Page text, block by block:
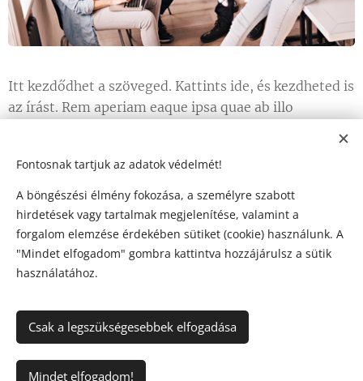
Itt kezdődhet a szöveged. Kattints ide, és kezdheted is
az írást. Rem aperiam eaque ipsa quae ab illo
quia voluptas sit.
Quia voluptas sit aspernatur aut odit aut fugit sed
quia consequuntur magni dolores eos qui ratione
voluptatem sequi nesciunt neque porro quisquam est
qui dolorem ipsum quia dolor sit amet consectetur
© 2026 VAiA' Beautyline | Minden jog fenntartva.
Fontosnak tartjuk az adatok védelmét!
A böngészési élmény fokozása, a személyre szabott
hirdetések vagy tartalmak megjelenítése, valamint a
forgalom elemzése érdekében sütiket (cookie) használunk. A
"Mindet elfogadom" gombra kattintva hozzájárulsz a sütik
használatához.
Csak a legszükségesebbek elfogadása
Mindet elfogadom!